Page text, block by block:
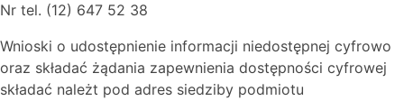
Nr tel. (12) 647 52 38
Wnioski o udostępnienie informacji niedostępnej cyfrowo
oraz składać żądania zapewnienia dostępności cyfrowej
składać należt pod adres siedziby podmiotu